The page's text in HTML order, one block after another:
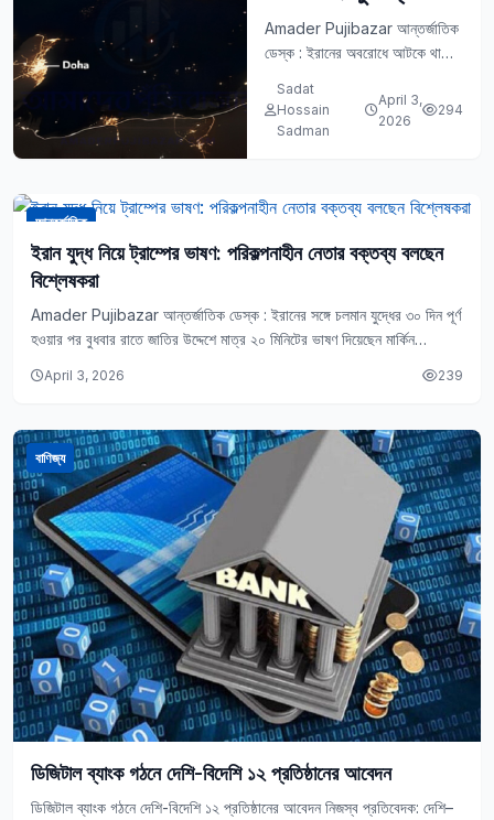
খোলার আরব পরিকল্পনা
ব্যর্থ, বাড়ছে বৈশ্বিক
জ্বালানি সংকট
Amader Pujibazar আন্তর্জাতিক
ডেস্ক : ইরানের অবরোধে আটকে থাকা
সমুদ্রপথ হরমুজ প্রণালি পুনরায় খুলে
দেওয়ার লক্ষ্যে জাতিসংঘ নিরাপত্তা
Sadat
Hossain
Sadman
April 3,
2026
294
আন্তর্জাতিক
ইরান যুদ্ধ নিয়ে ট্রাম্পের ভাষণ: পরিকল্পনাহীন নেতার বক্তব্য বলছেন
বিশ্লেষকরা
Amader Pujibazar আন্তর্জাতিক ডেস্ক : ইরানের সঙ্গে চলমান যুদ্ধের ৩০ দিন পূর্ণ
হওয়ার পর বুধবার রাতে জাতির উদ্দেশে মাত্র ২০ মিনিটের ভাষণ দিয়েছেন মার্কিন
April 3, 2026 239
বাণিজ্য
ডিজিটাল ব্যাংক গঠনে দেশি-বিদেশি ১২ প্রতিষ্ঠানের আবেদন
ডিজিটাল ব্যাংক গঠনে দেশি-বিদেশি ১২ প্রতিষ্ঠানের আবেদন নিজস্ব প্রতিবেদক: দেশি–